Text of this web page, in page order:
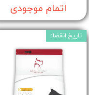
اتمام موجودی
تاریخ انقضا: